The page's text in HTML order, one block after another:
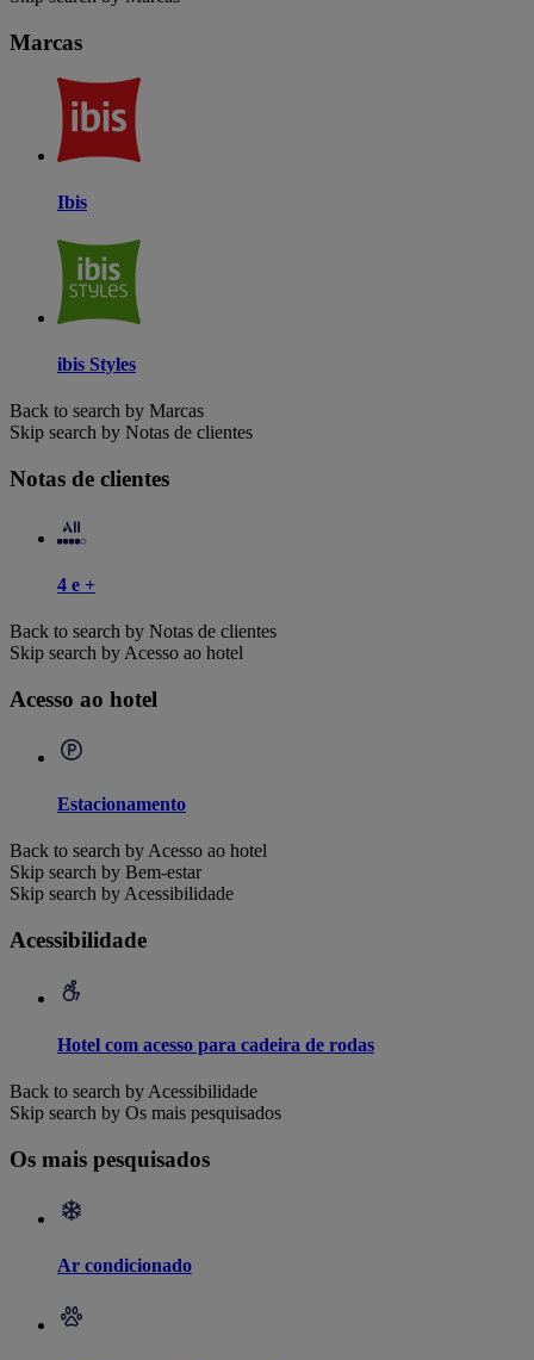
Marcas
Ibis
ibis Styles
Back to search by Marcas
Skip search by Notas de clientes
Notas de clientes
4 e +
Back to search by Notas de clientes
Skip search by Acesso ao hotel
Acesso ao hotel
Estacionamento
Back to search by Acesso ao hotel
Skip search by Bem-estar
Skip search by Acessibilidade
Acessibilidade
Hotel com acesso para cadeira de rodas
Back to search by Acessibilidade
Skip search by Os mais pesquisados
Os mais pesquisados
Ar condicionado